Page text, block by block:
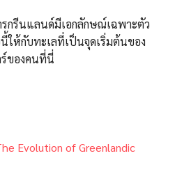
กรีนแลนด์มีเอกลักษณ์เฉพาะตัว
ให้กับทะเลที่เป็นจุดเริ่มต้นของ
ของคนที่นี่
Evolution of Greenlandic